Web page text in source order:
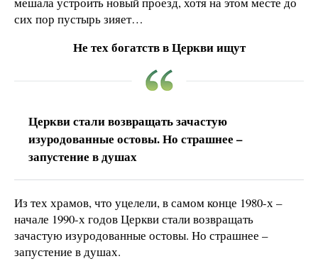
сих пор пустырь зияет…
Не тех богатств в Церкви ищут
Церкви стали возвращать зачастую
изуродованные остовы. Но страшнее –
запустение в душах
Из тех храмов, что уцелели, в самом конце 1980-х –
начале 1990-х годов Церкви стали возвращать
зачастую изуродованные остовы. Но страшнее –
запустение в душах.